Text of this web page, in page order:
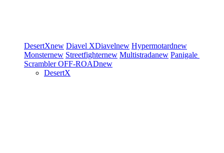
DesertXnew Diavel XDiavelnew Hypermotardnew
Monsternew Streetfighternew Multistradanew Panigale
ScramblerOFF-ROADnew
DesertX